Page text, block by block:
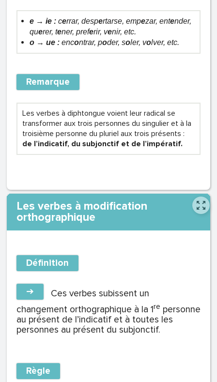
e → ie : cerrar, despertarse, empezar, entender,
querer, tener, preferir, venir, etc.
o → ue : encontrar, poder, soler, volver, etc.
Remarque
Les verbes à diphtongue voient leur radical se
transformer aux trois personnes du singulier et à la
troisième personne du pluriel aux trois présents :
de l’indicatif, du subjonctif et de l’impératif.
Les verbes à modification
orthographique
Définition
➔
Ces verbes subissent un
changement orthographique à la 1re personne
au présent de l’indicatif et à toutes les
personnes au présent du subjonctif.
Règle